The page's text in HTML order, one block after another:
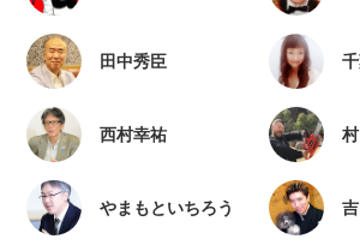
田中秀臣
西村幸祐
やまもといちろう